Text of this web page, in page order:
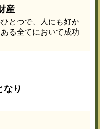
産
とつで、人にも好か
る全てにおいて成功
なり